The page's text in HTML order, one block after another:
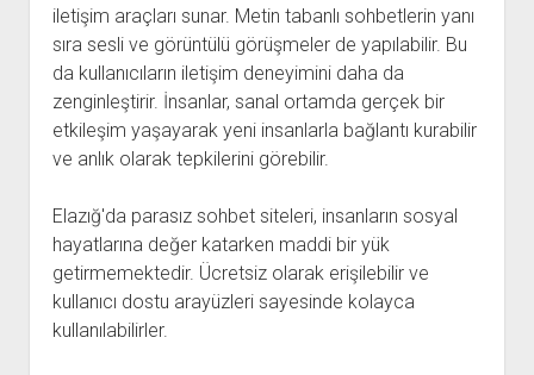
iletişim araçları sunar. Metin tabanlı sohbetlerin yanı
sıra sesli ve görüntülü görüşmeler de yapılabilir. Bu
da kullanıcıların iletişim deneyimini daha da
zenginleştirir. İnsanlar, sanal ortamda gerçek bir
etkileşim yaşayarak yeni insanlarla bağlantı kurabilir
ve anlık olarak tepkilerini görebilir.
Elazığ'da parasız sohbet siteleri, insanların sosyal
hayatlarına değer katarken maddi bir yük
getirmemektedir. Ücretsiz olarak erişilebilir ve
kullanıcı dostu arayüzleri sayesinde kolayca
kullanılabilirler.